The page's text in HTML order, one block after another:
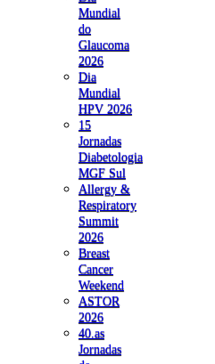
Mundial
do
Glaucoma
2026
Dia
Mundial
HPV 2026
15
Jornadas
Diabetologia
MGF Sul
Allergy &
Respiratory
Summit
2026
Breast
Cancer
Weekend
ASTOR
2026
40.as
Jornadas